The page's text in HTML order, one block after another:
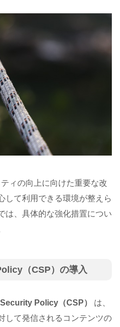
ィの向上に向けた重要な改
して利用できる環境が整えら
は、具体的な強化措置につい
（CSP）の導入
Policy（CSP）
は、
して発信されるコンテンツの